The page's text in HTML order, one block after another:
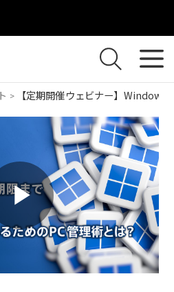
【定期開催ウェビナー】 Windows
P